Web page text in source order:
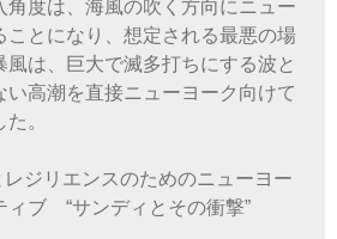
角度は、海風の吹く方向にニュー
ことになり、想定される最悪の場
風は、巨大で滅多打ちにする波と
い高潮を直接ニューヨーク向けて
。
ジリエンスのためのニューヨー
ィブ “サンディとその衝撃”